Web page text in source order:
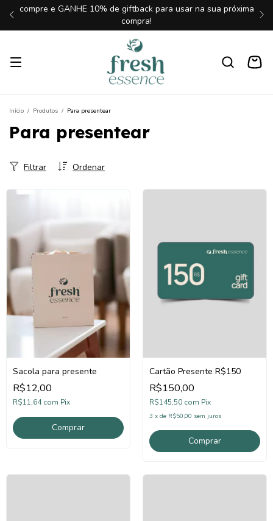
compre e GANHE 10% de giftback para usar na sua próxima
compra!
Início / Produtos / Para presentear
Para presentear
Ordenar
Filtrar
Sacola para presente
R$12,00
R$11,64com Pix
Cartão Presente R$150
R$150,00
R$145,50 com Pix
3 x de R$50,00 sem juros